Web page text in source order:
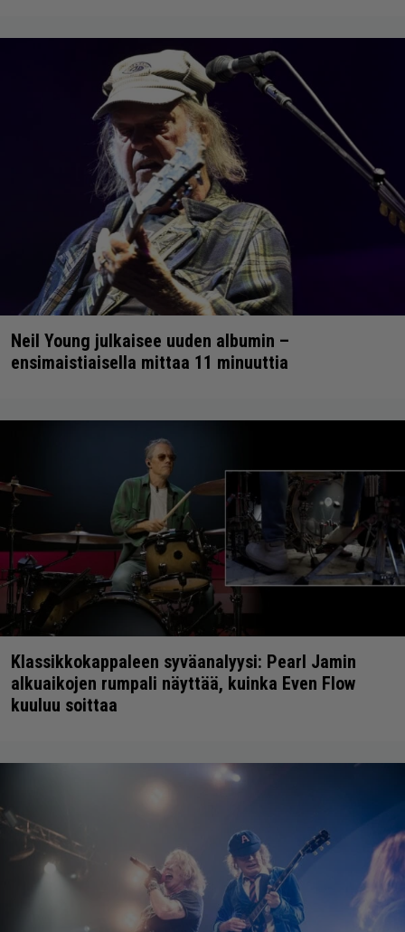
Neil Young julkaisee uuden albumin –
ensimaistiaisella mittaa 11 minuuttia
Klassikkokappaleen syväanalyysi: Pearl Jamin
alkuaikojen rumpali näyttää, kuinka Even Flow
kuuluu soittaa